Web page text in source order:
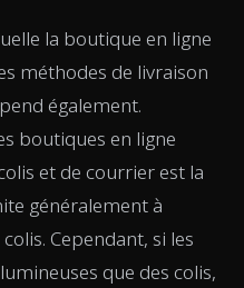
la boutique en ligne
méthodes de livraison
également.
boutiques en ligne
et de courrier est la
généralement à
Cependant, si les
que des colis,